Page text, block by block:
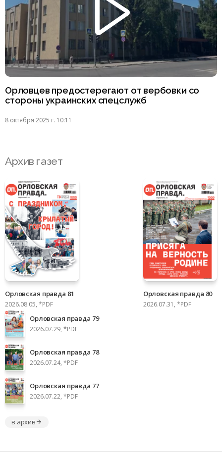
Орловцев предостерегают от вербовки со
стороны украинских спецслужб
8 октября 2025 г. 10:11
Архив газет
Орловская правда 81
2026.08.05, *PDF
Орловская правда 80
2026.07.31, *PDF
Орловская правда 79
2026.07.29, *PDF
Орловская правда 78
2026.07.24, *PDF
Орловская правда 77
2026.07.22, *PDF
в архив